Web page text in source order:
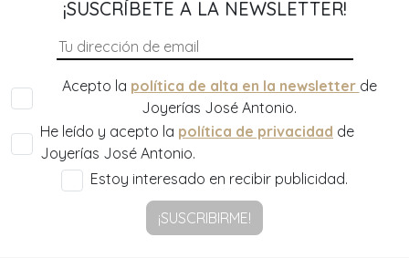
¡SUSCRÍBETE A LA NEWSLETTER!
Acepto la política de alta en la newsletter de
Joyerías José Antonio.
He leído y acepto la política de privacidad de
Joyerías José Antonio.
Estoy interesado en recibir publicidad.
¡SUSCRIBIRME!